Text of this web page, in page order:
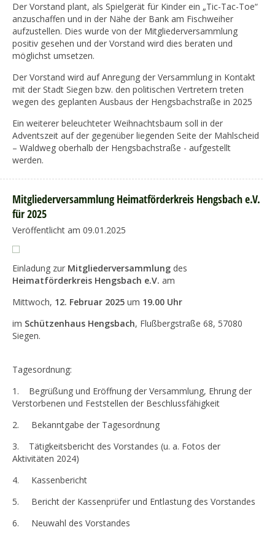
Der Vorstand plant, als Spielgerät für Kinder ein „Tic-Tac-Toe“
anzuschaffen und in der Nähe der Bank am Fischweiher
aufzustellen. Dies wurde von der Mitgliederversammlung
positiv gesehen und der Vorstand wird dies beraten und
möglichst umsetzen.
Der Vorstand wird auf Anregung der Versammlung in Kontakt
mit der Stadt Siegen bzw. den politischen Vertretern treten
wegen des geplanten Ausbaus der Hengsbachstraße in 2025
Ein weiterer beleuchteter Weihnachtsbaum soll in der
Adventszeit auf der gegenüber liegenden Seite der Mahlscheid
– Waldweg oberhalb der Hengsbachstraße - aufgestellt
werden.
Mitgliederversammlung Heimatförderkreis Hengsbach e.V.
für 2025
Veröffentlicht am 09.01.2025
Einladung zur Mitgliederversammlung des
Heimatförderkreis Hengsbach e.V. am
Mittwoch, 12. Februar 2025 um 19.00 Uhr
im Schützenhaus Hengsbach, Flußbergstraße 68, 57080
Siegen.
Tagesordnung:
1. Begrüßung und Eröffnung der Versammlung, Ehrung der
Verstorbenen und Feststellen der Beschlussfähigkeit
2. Bekanntgabe der Tagesordnung
3. Tätigkeitsbericht des Vorstandes (u. a. Fotos der
Aktivitäten 2024)
4. Kassenbericht
5. Bericht der Kassenprüfer und Entlastung des Vorstandes
6. Neuwahl des Vorstandes